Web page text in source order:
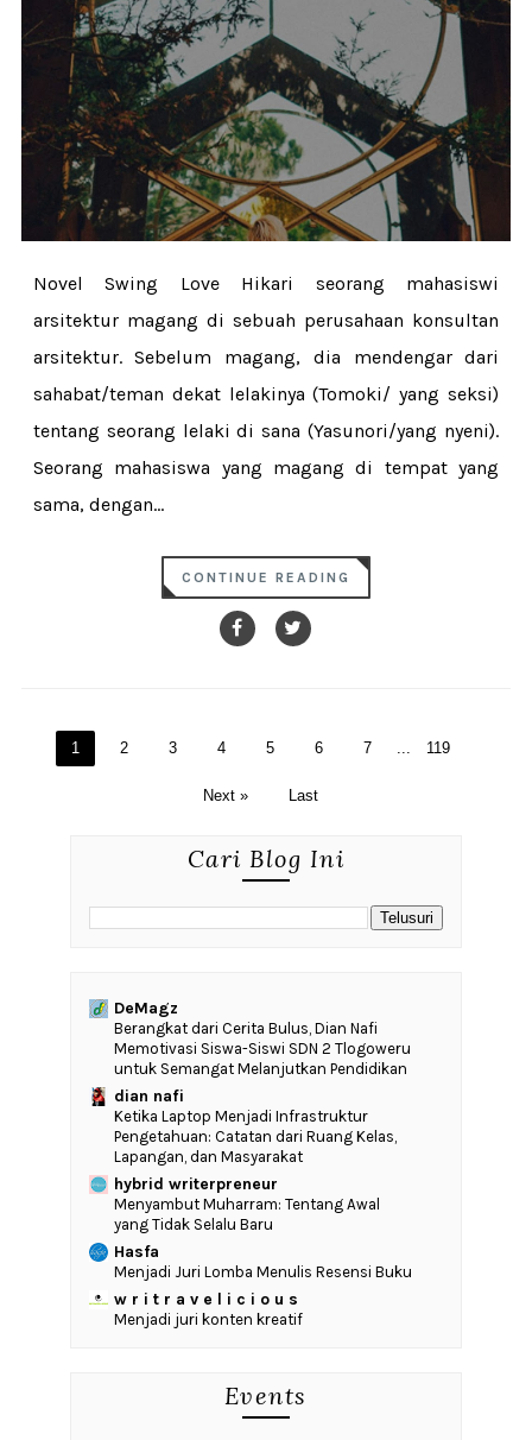
Novel Swing Love Hikari seorang mahasiswi
arsitektur magang di sebuah perusahaan konsultan
arsitektur. Sebelum magang, dia mendengar dari
sahabat/teman dekat lelakinya (Tomoki/ yang seksi)
tentang seorang lelaki di sana (Yasunori/yang nyeni).
Seorang mahasiswa yang magang di tempat yang
sama, dengan...
CONTINUE READING
1 2 3 4 5 6 7 ... 119
Next » Last
Cari Blog Ini
DeMagz
‎Berangkat dari Cerita Bulus, Dian Nafi
Memotivasi Siswa-Siswi SDN 2 Tlogoweru
untuk Semangat Melanjutkan Pendidikan
dian nafi
Ketika Laptop Menjadi Infrastruktur
Pengetahuan: Catatan dari Ruang Kelas,
Lapangan, dan Masyarakat
hybrid writerpreneur
Menyambut Muharram: Tentang Awal
yang Tidak Selalu Baru
Hasfa
Menjadi Juri Lomba Menulis Resensi Buku
w r i t r a v e l i c i o u s
Menjadi juri konten kreatif
Events